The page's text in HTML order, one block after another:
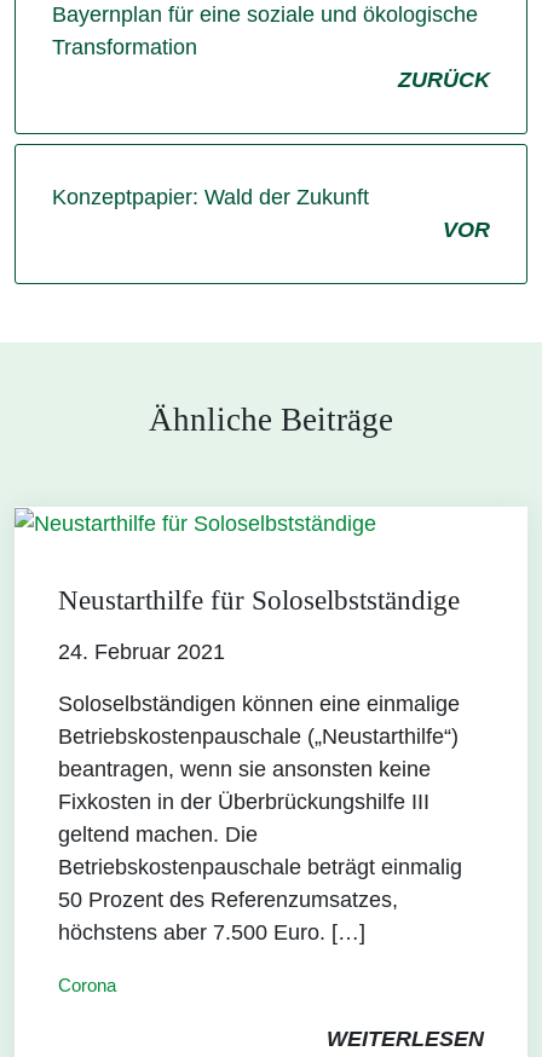
Bayernplan für eine soziale und ökologische
Transformation
ZURÜCK
Konzeptpapier: Wald der Zukunft
VOR
Ähnliche Beiträge
Neustarthilfe für Soloselbstständige
24. Februar 2021
Soloselbständigen können eine einmalige
Betriebskostenpauschale („Neustarthilfe“)
beantragen, wenn sie ansonsten keine
Fixkosten in der Überbrückungshilfe III
geltend machen. Die
Betriebskostenpauschale beträgt einmalig
50 Prozent des Referenzumsatzes,
höchstens aber 7.500 Euro. […]
Corona
WEITERLESEN